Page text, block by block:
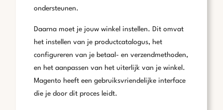
ondersteunen.
Daarna moet je jouw winkel instellen. Dit omvat
het instellen van je productcatalogus, het
configureren van je betaal- en verzendmethoden,
en het aanpassen van het uiterlijk van je winkel.
Magento heeft een gebruiksvriendelijke interface
die je door dit proces leidt.